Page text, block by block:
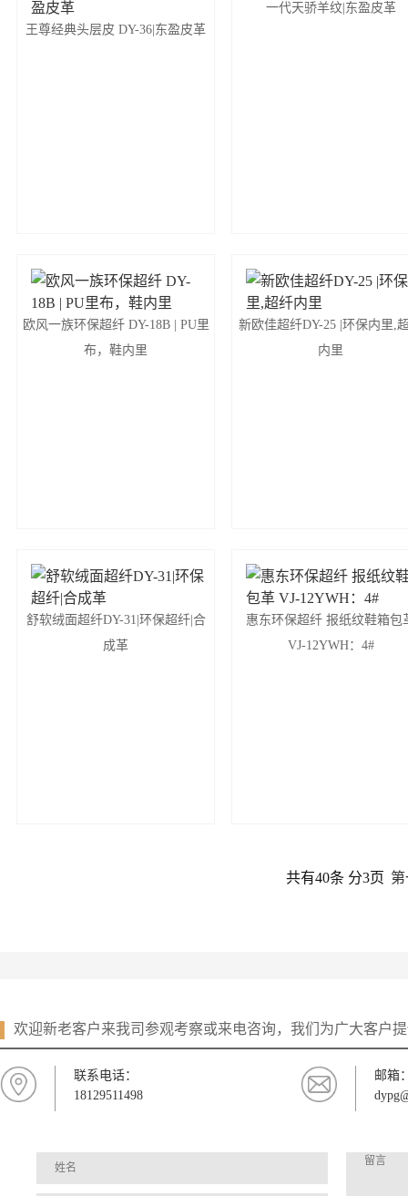
王尊经典头层皮 DY-36|东盈皮革
一代天骄羊纹|东盈皮革
欧风一族环保超纤 DY-18B | PU里
布，鞋内里
新欧佳超纤DY-25 |环保内里,
内里
舒软绒面超纤DY-31|环保超纤|合
成革
惠东环保超纤 报纸纹鞋箱包
VJ-12YWH：4#
共有40条 分3页
欢迎新老客户来我司参观考察或来电咨询，我们为广大客户
联系电话：
18129511498
邮箱